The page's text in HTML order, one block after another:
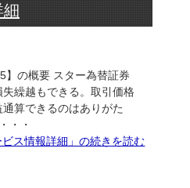
細
】の概要 スター為替証券
繰越もできる。取引価格
算できるのはありがた
・・
ス情報詳細」の続きを読む